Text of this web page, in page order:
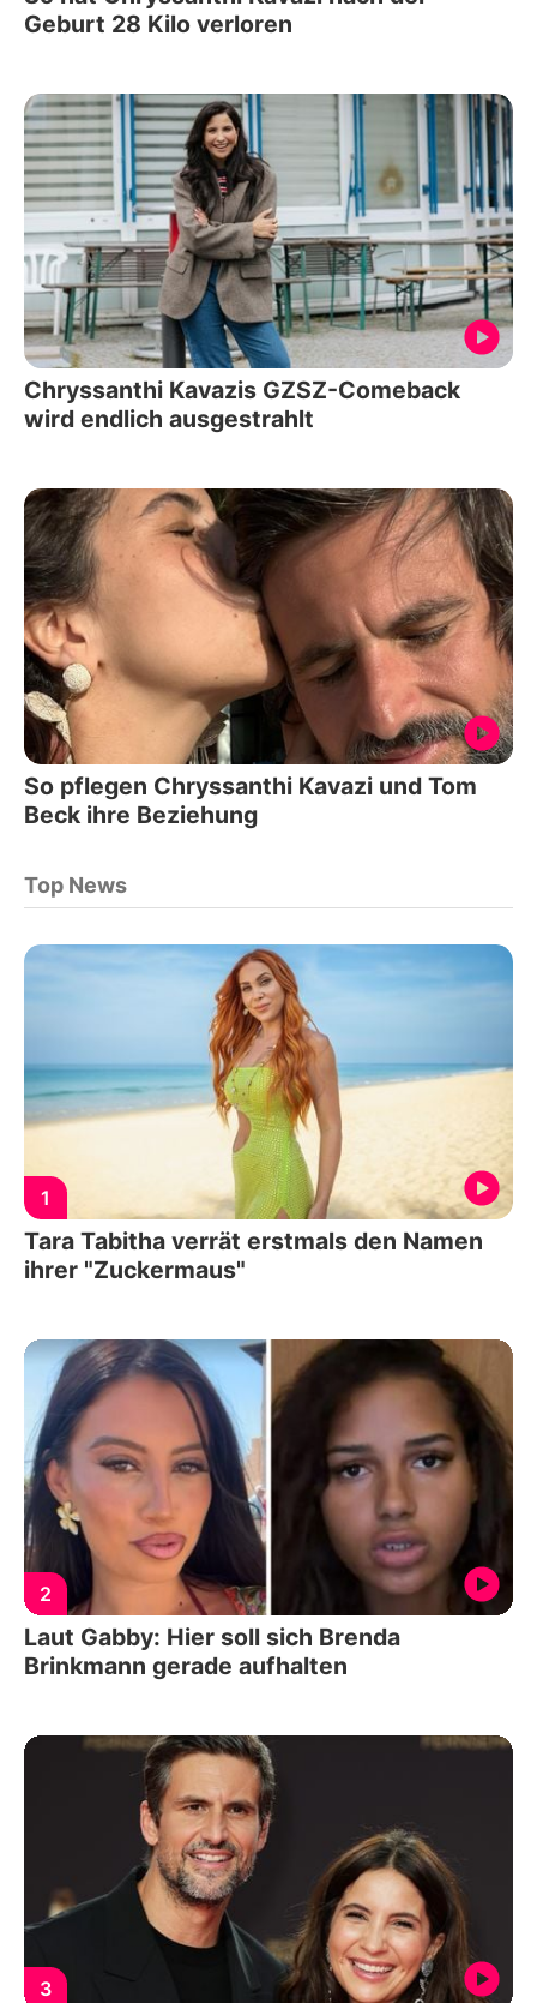
Geburt 28 Kilo verloren
Chryssanthi Kavazis GZSZ-Comeback
wird endlich ausgestrahlt
So pflegen Chryssanthi Kavazi und Tom
Beck ihre Beziehung
Top News
1
Tara Tabitha verrät erstmals den Namen
ihrer "Zuckermaus"
2
Laut Gabby: Hier soll sich Brenda
Brinkmann gerade aufhalten
3